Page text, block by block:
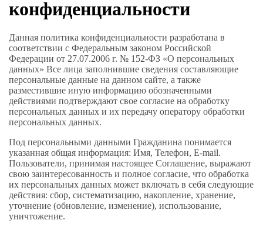
конфиденциальности
Данная политика конфиденциальности разработана в
соответствии с Федеральным законом Российской
Федерации от 27.07.2006 г. № 152-ФЗ «О персональных
данных» Все лица заполнившие сведения составляющие
персональные данные на данном сайте, а также
разместившие иную информацию обозначенными
действиями подтверждают свое согласие на обработку
персональных данных и их передачу оператору обработки
персональных данных.
Под персональными данными Гражданина понимается
указанная общая информация: Имя, Телефон, E-mail.
Пользователи, принимая настоящее Соглашение, выражают
свою заинтересованность и полное согласие, что обработка
их персональных данных может включать в себя следующие
действия: сбор, систематизацию, накопление, хранение,
уточнение (обновление, изменение), использование,
уничтожение.